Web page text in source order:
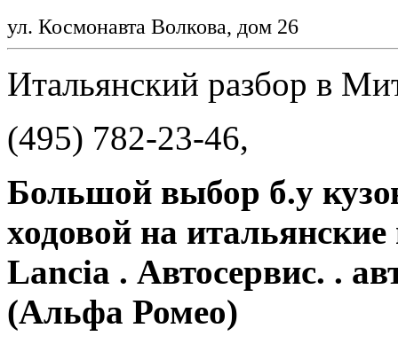
ул. Космонавта Волкова, дом 26
Итальянский разбор в
(495) 782-23-46,
Большой выбор б.у
ходовой на
Lancia . Автосервис. .
(Альфа Ромео)